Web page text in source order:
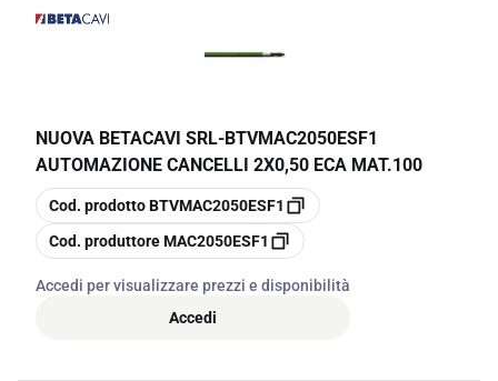
NUOVA BETACAVI SRL-BTVMAC2050ESF1
AUTOMAZIONE CANCELLI 2X0,50 ECA MAT.100
copia
Cod. prodottoBTVMAC2050ESF1
copia
Cod. produttoreMAC2050ESF1
Accedi per visualizzare prezzi e disponibilità
Accedi